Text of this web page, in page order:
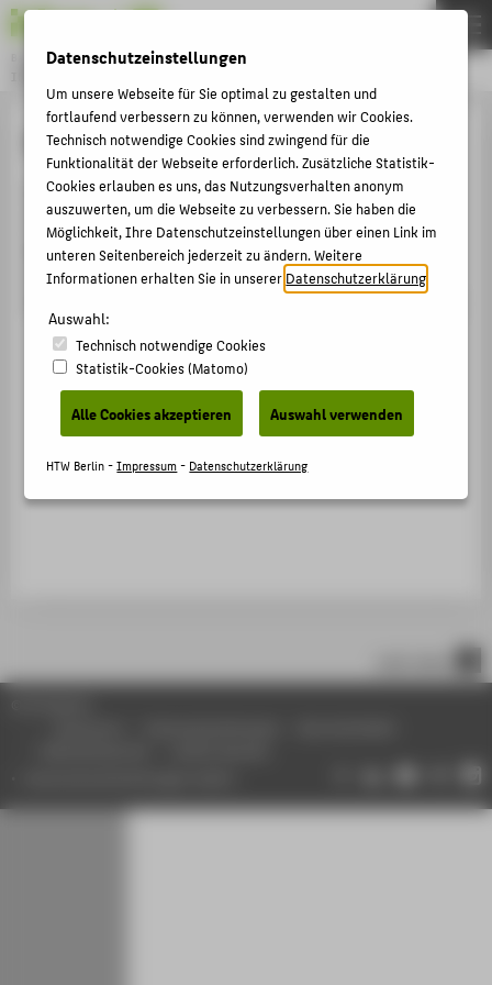
Bachelor
Menu
Showtime
Am Ende des Semesters werden die Praxisprojekte aus
dem IMI-Bachelor und dem IMI-Master in einem
gemeinsamen Event präsentiert - der IMI Showtime! -
alle Informationen hierzu befinden sich auf der
https://showtime.f4.htw-berlin.de/
THEMEN
STUDIUM
BEWERBUNG
PERSONEN
SHOWTIME
ZENTRALE SEITEN
PORTALE
BERATUNG & SERVICE
ZENTRALEINRICHTUNGEN
Datenschutzeinstellungen
Um unsere Webseite für Sie optimal zu gestalten und
fortlaufend verbessern zu können, verwenden wir Cookies.
Technisch notwendige Cookies sind zwingend für die
Funktionalität der Webseite erforderlich. Zusätzliche Statistik-
Cookies erlauben es uns, das Nutzungsverhalten anonym
auszuwerten, um die Webseite zu verbessern. Sie haben die
Möglichkeit, Ihre Datenschutzeinstellungen über einen Link im
unteren Seitenbereich jederzeit zu ändern. Weitere
Informationen erhalten Sie in unsererDatenschutzerklärung
Auswahl:
Technisch notwendige Cookies
Statistik-Cookies (Matomo)
Alle Cookies akzeptieren Auswahl verwenden
HTW Berlin -Impressum- Datenschutzerklärung